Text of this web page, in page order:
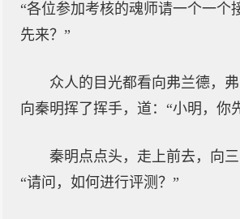
“各位参加考核的魂师请一个一个
先来？”
众人的目光都看向弗兰德，弗
向秦明挥了挥手，道：“小明，你
秦明点点头，走上前去，向三
“请问，如何进行评测？”